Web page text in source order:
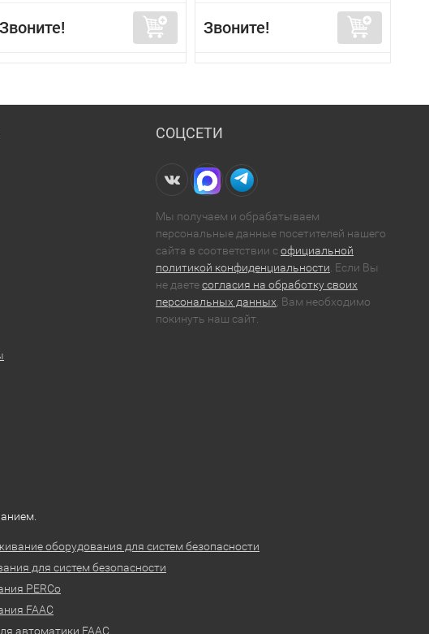
Звоните! Звоните!
СОЦСЕТИ
Мы получаем и обрабатываем
персональные данные посетителей нашего
сайта в соответствии софициальной
политикой конфиденциальности . Если Вы
не даетесогласия на обработку своих
персональных данных , Вам необходимо
покинуть наш сайт.
оборудования для систем безопасности
для систем безопасности
PERCo
FAAC
автоматики FAAC